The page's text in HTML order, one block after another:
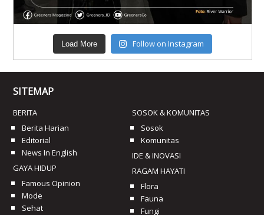
Load More Follow on Instagram
SITEMAP
BERITA
Berita Harian
Editorial
News In English
GAYA HIDUP
Famous Opinion
Mode
Sehat
SOSOK & KOMUNITAS
Sosok
Komunitas
IDE & INOVASI
RAGAM HAYATI
Flora
Fauna
Fungi